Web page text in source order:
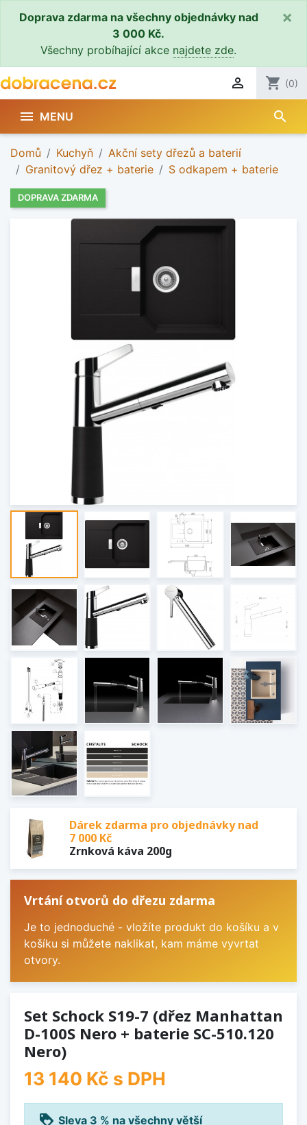
Doprava zdarma na všechny objednávky nad
3 000 Kč.
Všechny probíhající akce najdete zde.
×
 shopping_cart (0)
 MENU search
Domů Kuchyň
Akční sety dřezů a baterií
Granitový dřez + baterie
S odkapem + baterie
DOPRAVA ZDARMA
Dárek zdarma pro objednávky nad
7 000 Kč
Zrnková káva 200g
Vrtání otvorů do dřezu zdarma
Je to jednoduché - vložíte produkt do košíku a v
košíku si můžete naklikat, kam máme vyvrtat
otvory.
Set Schock S19-7 (dřez Manhattan
D-100S Nero + baterie SC-510.120
Nero)
13 140 Kč s DPH
loyalty Sleva 3 % na všechny větší